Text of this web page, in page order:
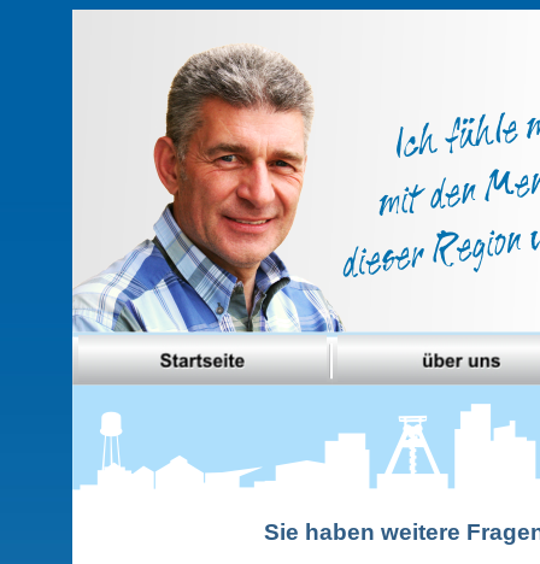
Sie haben weitere